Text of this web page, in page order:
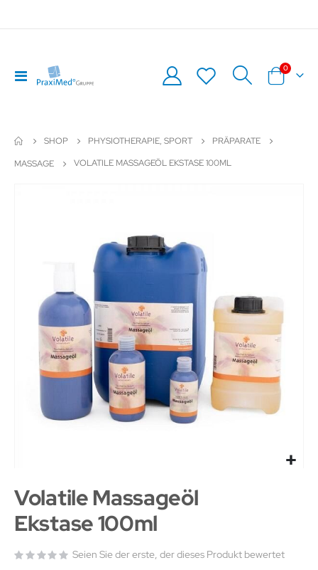
Navigation
umschalten
Warenkorb
0Artikel
SHOP PHYSIOTHERAPIE, SPORT
PRÄPARATE
MASSAGE
VOLATILE MASSAGEÖL EKSTASE 100ML
Volatile Massageöl
Ekstase 100ml
Seien Sie der erste, der dieses Produkt bewertet